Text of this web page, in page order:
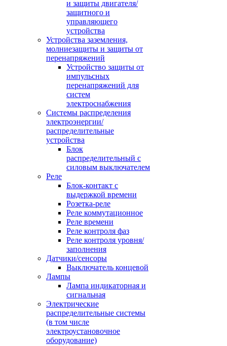
и защиты двигателя/
защитного и
управляющего
устройства
Устройства заземления,
молниезащиты и защиты от
перенапряжений
Устройство защиты от
импульсных
перенапряжений для
систем
электроснабжения
Системы распределения
электроэнергии/
распределительные
устройства
Блок
распределительный с
силовым выключателем
Реле
Блок-контакт с
выдержкой времени
Розетка-реле
Реле коммутационное
Реле времени
Реле контроля фаз
Реле контроля уровня/
заполнения
Датчики/сенсоры
Выключатель концевой
Лампы
Лампа индикаторная и
сигнальная
Электрические
распределительные системы
(в том числе
электроустановочное
оборудование)